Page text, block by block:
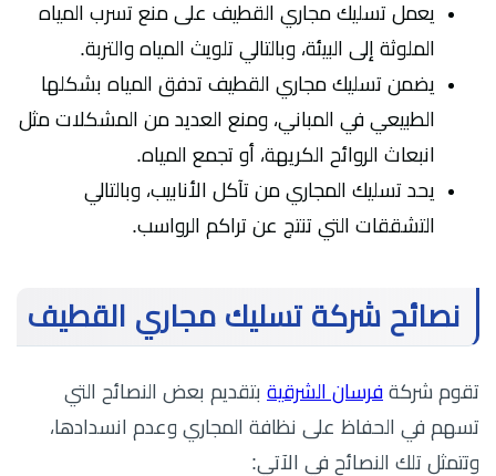
يعمل تسليك مجاري القطيف على منع تسرب المياه
الملوثة إلى البيئة، وبالتالي تلويث المياه والتربة.
يضمن تسليك مجاري القطيف تدفق المياه بشكلها
الطبيعي في المباني، ومنع العديد من المشكلات مثل
انبعاث الروائح الكريهة، أو تجمع المياه.
يحد تسليك المجاري من تآكل الأنابيب، وبالتالي
التشققات التي تنتج عن تراكم الرواسب.
نصائح شركة تسليك مجاري القطيف
تقوم شركة فرسان الشرقية بتقديم بعض النصائح التي
تسهم في الحفاظ على نظافة المجاري وعدم انسدادها،
وتتمثل تلك النصائح في الآتي: